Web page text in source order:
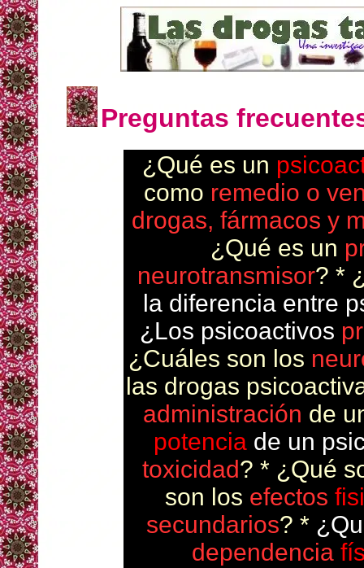
Preguntas
¿Qué es un
como remedio o
drogas, fármacos y
¿Qué es un
neurotransmisor? *
la diferencia entre
¿Los psicoactivos
¿Cuáles son los
las drogas
administración de
potenciade un
toxicidad? * ¿Qué
son los efectos
secundarios? *
dependencia